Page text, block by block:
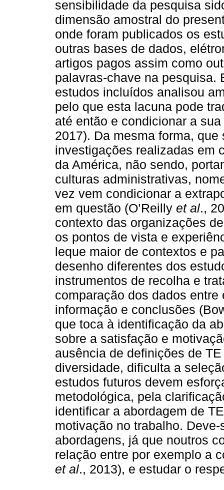
sensibilidade da pesquisa
dimensão amostral do
onde foram publicados os
outras bases de dados,
artigos pagos assim como
palavras-chave na pesquisa.
estudos incluídos analisou
pelo que esta lacuna pode
até então e condicionar a
2017). Da mesma forma,
investigações realizadas em
da América, não sendo,
culturas administrativas,
vez vem condicionar a
em questão (O’Reilly et al.,
contexto das organizações
os pontos de vista e
leque maior de contextos e
desenho diferentes dos
instrumentos de recolha e
comparação dos dados
informação e conclusões
que toca à identificação da
sobre a satisfação e
ausência de definições de
diversidade, dificulta a
estudos futuros devem
metodológica, pela
identificar a abordagem de
motivação no trabalho.
abordagens, já que noutros
relação entre por exemplo a
et al., 2013), e estudar o